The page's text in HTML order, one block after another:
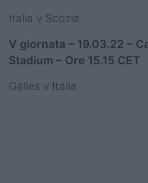
Italia v Scozia
V giornata – 19.03.22 –
Stadium – Ore 15.15 CET
Galles v Italia